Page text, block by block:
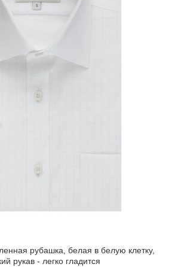
рубашка, белая в белую клетку,
рукав - легко гладится